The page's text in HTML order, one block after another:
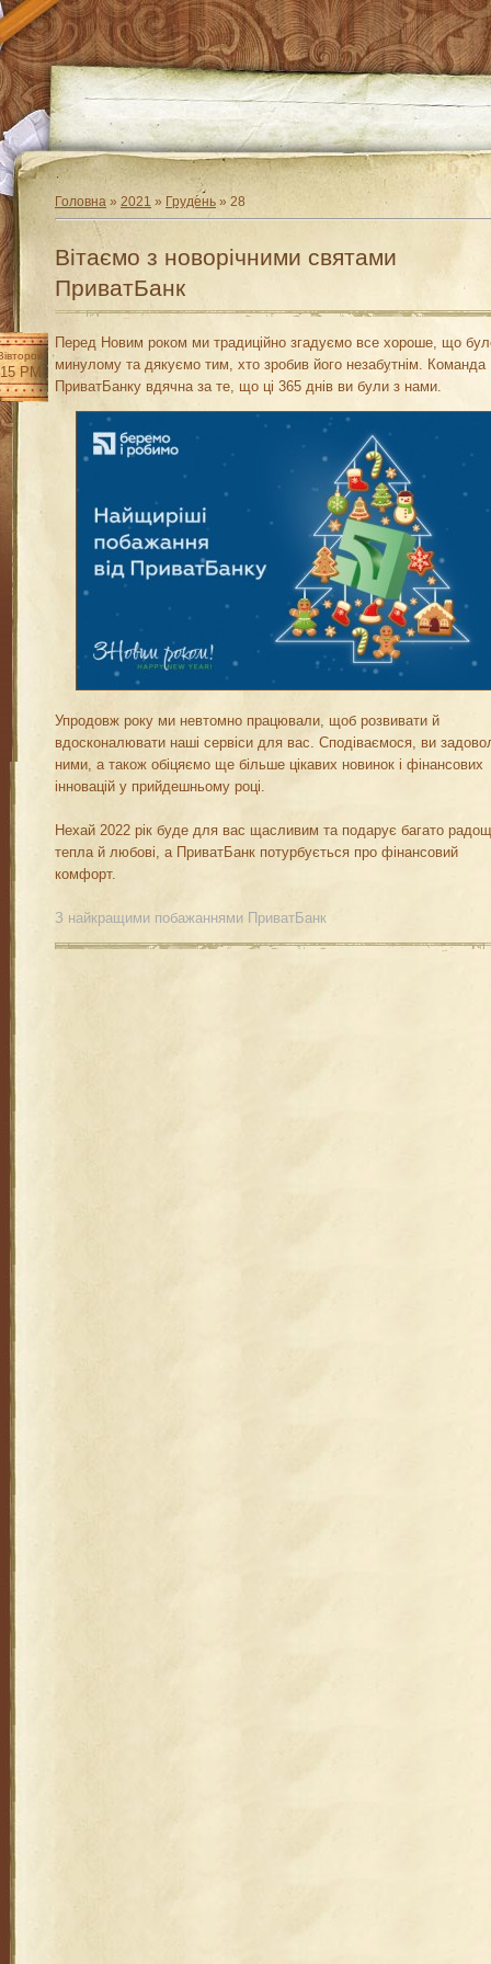
Головна » 2021 » Грудень » 28
Вітаємо з новорічними святами
ПриватБанк
PM
Перед Новим роком ми традиційно згадуємо все хороше, що
минулому та дякуємо тим, хто зробив його незабутнім. Команда
ПриватБанку вдячна за те, що ці 365 днів ви були з нами.
Упродовж року ми невтомно працювали, щоб розвивати й
вдосконалювати наші сервіси для вас. Сподіваємося, ви
ними, а також обіцяємо ще більше цікавих новинок і фінансових
інновацій у прийдешньому році.
Нехай 2022 рік буде для вас щасливим та подарує багато
тепла й любові, а ПриватБанк потурбується про фінансовий
комфорт.
З найкращими побажаннями ПриватБанк